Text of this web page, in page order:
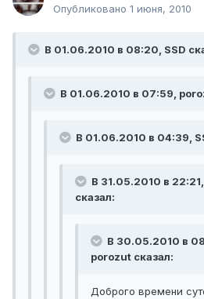
Опубликовано 1 июня, 2010
В 01.06.2010 в 08:20, SSD
В 01.06.2010 в 07:59,
В 01.06.2010 в 04:39,
В 31.05.2010 в
сказал:
В 30.05.2010 в
porozut сказал:
Доброго времени